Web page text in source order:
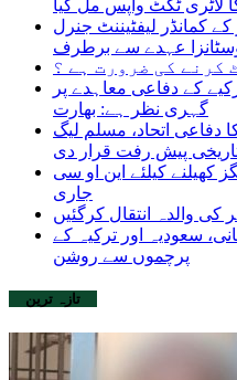
لاٹری ٹکٹ واپس مل گیا
کمانڈر لیفٹیننٹ جنرل
عہدے سے برطرف
کرنے کی ضرورت ہے ؟
کے دفاعی معاہدے پر
گہری نظر ہے: بھارت
دفاعی اتحاد، مسلم لیگ
پیش رفت قرار دی
کھیلنے کیلئے این او سی
جاری
کی والدہ انتقال کرگئیں
سعودیہ اور ترکیہ کے
پرچموں سے روشن
تازہ ترین